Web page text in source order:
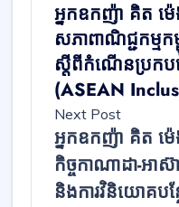
អ្នកឧកញ៉ា គិត ម៉
សភាពាណិជ្ជកម្ម
ស្តីពីកំណើនប្រកប
(ASEAN
Next Post
អ្នកឧកញ៉ា គិត ម៉
កិច្ចកាណាដា-អា
និងការវិនិយោគបន្